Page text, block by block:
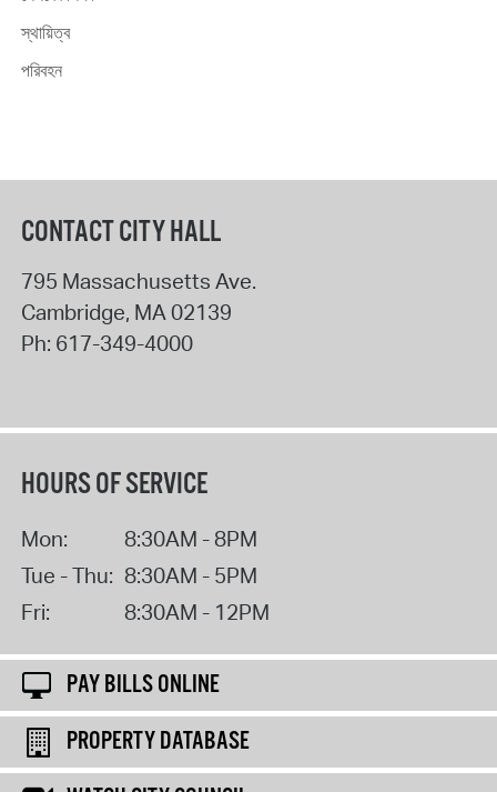
স্থায়িত্ব
পরিবহন
CONTACT CITY HALL
795 Massachusetts Ave.
Cambridge, MA02139
Ph: 617-349-4000
HOURS OF SERVICE
Mon:
8:30AM - 8PM
Tue - Thu: 8:30AM - 5PM
Fri:
8:30AM - 12PM
PAY BILLS ONLINE
PROPERTY DATABASE